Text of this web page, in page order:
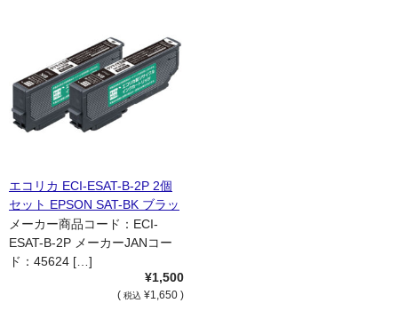
エコリカ ECI-ESAT-B-2P 2個
セット EPSON SAT-BK ブラッ
ク インクカートリッジ 国内リ
サイクル品
メーカー商品コード：ECI-
ESAT-B-2P メーカーJANコー
ド：45624 […]
¥1,500
( 税込 ¥1,650 )